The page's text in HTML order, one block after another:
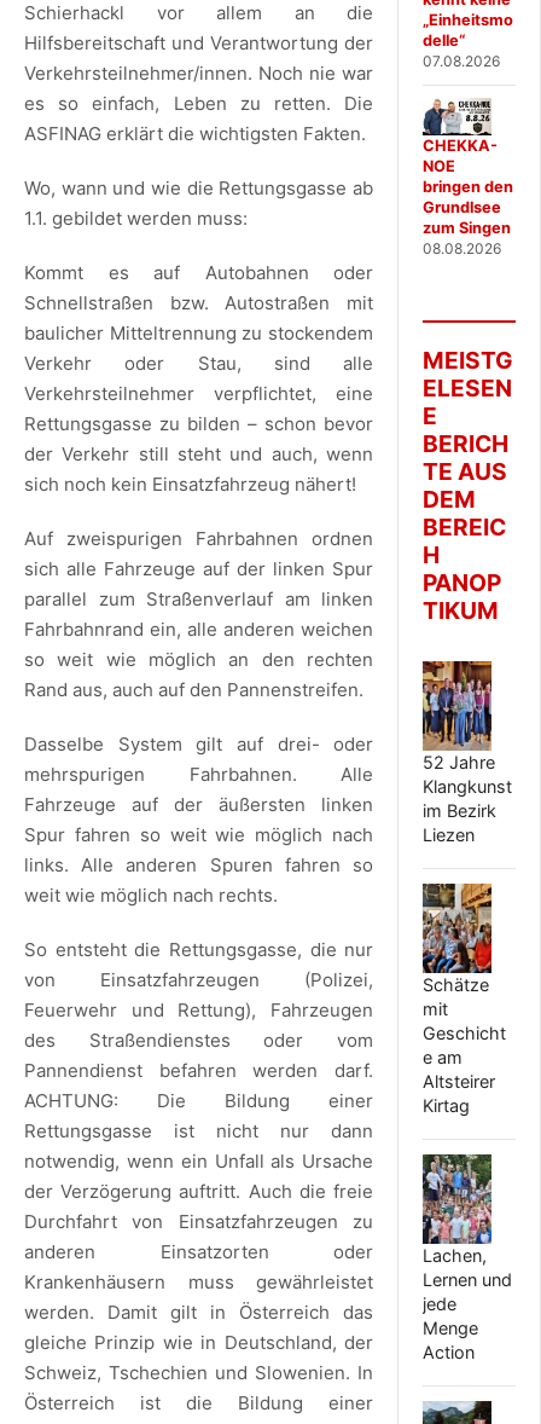
Schierhackl vor allem an die
Hilfsbereitschaft und Verantwortung der
Verkehrsteilnehmer/innen. Noch nie war
es so einfach, Leben zu retten. Die
ASFINAG erklärt die wichtigsten Fakten.
Wo, wann und wie die Rettungsgasse ab
1.1. gebildet werden muss:
Kommt es auf Autobahnen oder
Schnellstraßen bzw. Autostraßen mit
baulicher Mitteltrennung zu stockendem
Verkehr oder Stau, sind alle
Verkehrsteilnehmer verpflichtet, eine
Rettungsgasse zu bilden – schon bevor
der Verkehr still steht und auch, wenn
sich noch kein Einsatzfahrzeug nähert!
Auf zweispurigen Fahrbahnen ordnen
sich alle Fahrzeuge auf der linken Spur
parallel zum Straßenverlauf am linken
Fahrbahnrand ein, alle anderen weichen
so weit wie möglich an den rechten
Rand aus, auch auf den Pannenstreifen.
Dasselbe System gilt auf drei- oder
mehrspurigen Fahrbahnen. Alle
Fahrzeuge auf der äußersten linken
Spur fahren so weit wie möglich nach
links. Alle anderen Spuren fahren so
weit wie möglich nach rechts.
So entsteht die Rettungsgasse, die nur
von Einsatzfahrzeugen (Polizei,
Feuerwehr und Rettung), Fahrzeugen
des Straßendienstes oder vom
Pannendienst befahren werden darf.
ACHTUNG: Die Bildung einer
Rettungsgasse ist nicht nur dann
notwendig, wenn ein Unfall als Ursache
der Verzögerung auftritt. Auch die freie
Durchfahrt von Einsatzfahrzeugen zu
anderen Einsatzorten oder
Krankenhäusern muss gewährleistet
werden. Damit gilt in Österreich das
gleiche Prinzip wie in Deutschland, der
Schweiz, Tschechien und Slowenien. In
Österreich ist die Bildung einer
„Einheitsmo
delle“
07.08.2026
CHEKKA-
NOE
bringen den
Grundlsee
zum Singen
08.08.2026
MEISTG
ELESEN
E
BERICH
TE AUS
DEM
BEREIC
H
PANOP
TIKUM
52 Jahre
Klangkunst
im Bezirk
Liezen
Schätze
mit
Geschicht
e am
Altsteirer
Kirtag
Lachen,
Lernen und
jede
Menge
Action